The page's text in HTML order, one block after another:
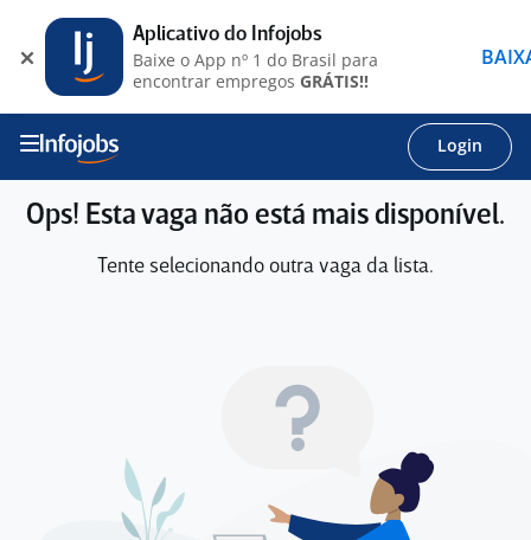
Login
Ops! Esta vaga não está mais disponível.
Tente selecionando outra vaga da lista.
Aplicativo do Infojobs
Baixe o App nº 1 do Brasil para
encontrar empregos GRÁTIS!!